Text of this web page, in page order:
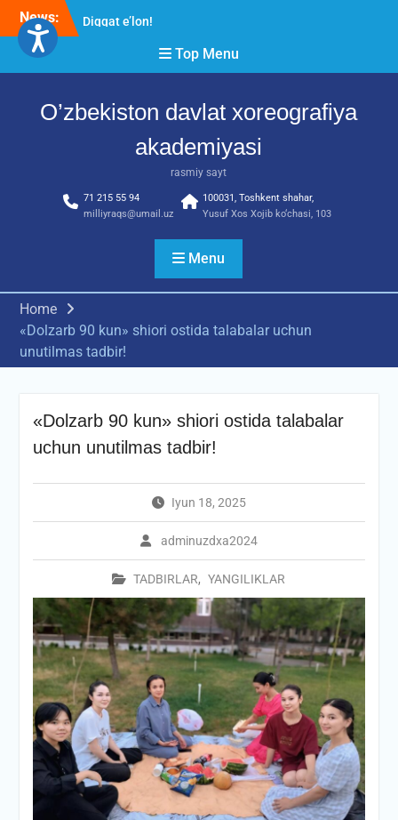
Skip
content
News:
Diqqat e’lon!
2026” tadbiri bo‘lib o‘tdi
RESPUBLIKA ILMIY-
Top Menu
O’zbekiston davlat xoreografiya
akademiyasi
rasmiy sayt
71 215 55 94
milliyraqs@umail.uz
100031, Toshkent shahar,
Yusuf Xos Xojib ko‘chasi, 103
Menu
Home
«Dolzarb 90 kun» shiori ostida talabalar uchun
unutilmas tadbir!
«Dolzarb 90 kun» shiori ostida talabalar
uchun unutilmas tadbir!
Iyun 18, 2025
adminuzdxa2024
TADBIRLAR, YANGILIKLAR